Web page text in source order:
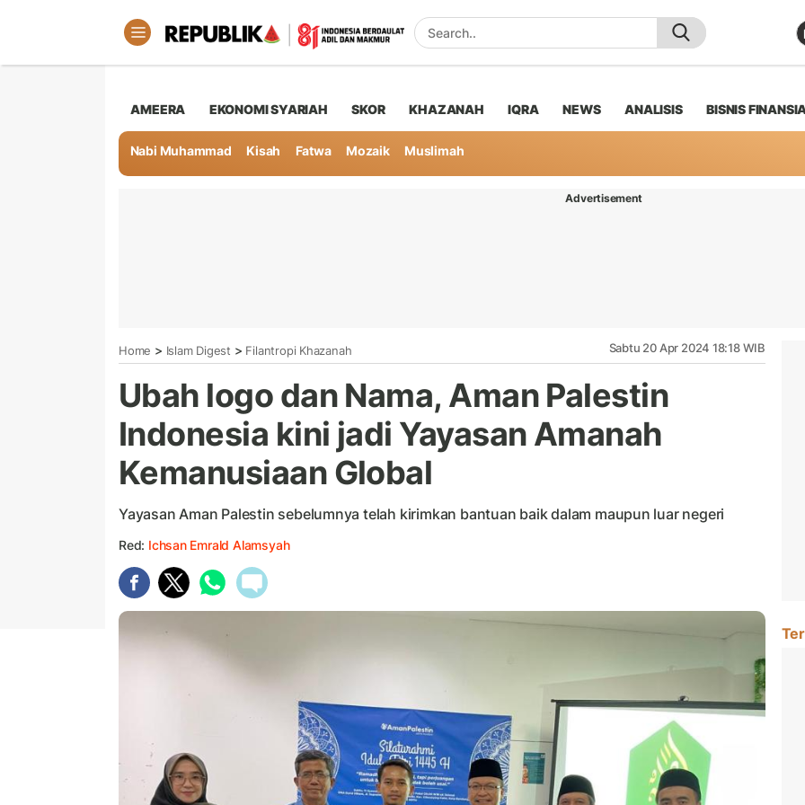
AMEERA EKONOMI SYARIAH SKOR KHAZANAH IQRA NEWS ANALISIS BISNIS
Nabi Muhammad Kisah Fatwa Mozaik Muslimah
Advertisement
Home > Islam Digest > Filantropi Khazanah Sabtu 20 Apr 2024 18:18 WIB
Ubah logo dan Nama, Aman Palestin
Indonesia kini jadi Yayasan Amanah
Kemanusiaan Global
Yayasan Aman Palestin sebelumnya telah kirimkan bantuan baik dalam maupun luar negeri
Red: Ichsan Emrald Alamsyah